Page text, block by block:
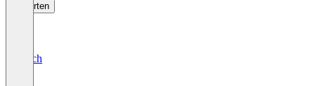
Bewerten
Deutsch